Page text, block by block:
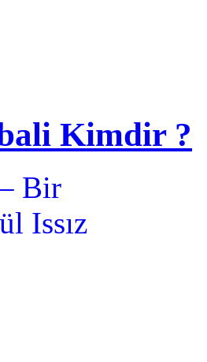
Kimdir ?